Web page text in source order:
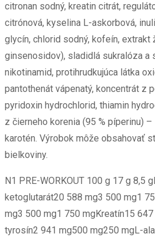
citronan sodný, kreatin citrát,
citrónová, kyselina L-askorbová,
glycín, chlorid sodný, kofeín, extrakt
ginsenosidov), sladidlá sukralóza a
nikotinamid, protihrudkujúca látka
pantothenát vápenatý, koncentrát z
pyridoxin hydrochlorid, thiamin
z čierneho korenia (95 % píperinu)
karotén. Výrobok môže obsahovať
bielkoviny.
N1 PRE-WORKOUT 100 g 17 g 8,5
ketoglutarát20 588 mg3 500 mg1
mg3 500 mg1 750 mgKreatín15
tyrosín2 941 mg500 mg250 mgL-